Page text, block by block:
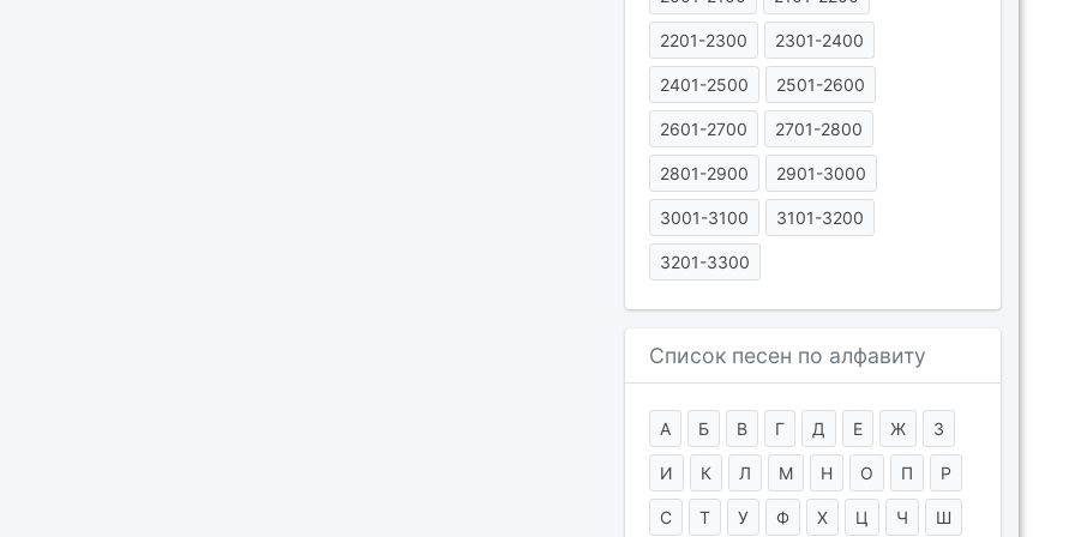
2201-2300 2301-2400
2401-2500 2501-2600
2601-2700 2701-2800
2801-2900 2901-3000
3001-3100 3101-3200
3201-3300
Список песен по алфавиту
А Б В Г Д Е Ж З
И К Л М Н О П Р
С Т У Ф Х Ц Ч Ш